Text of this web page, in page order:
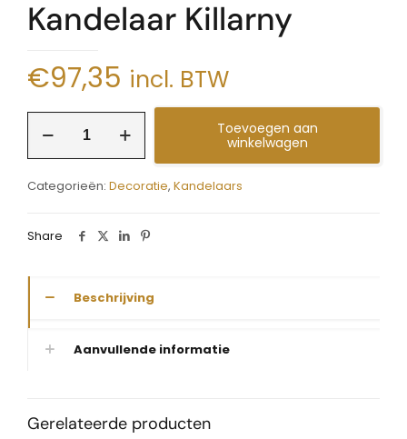
Kandelaar Killarny
€97,35 incl. BTW
Killarny
aantal
Toevoegen aan
winkelwagen
Categorieën: Decoratie, Kandelaars
Share
Beschrijving
Aanvullende informatie
Gerelateerde producten